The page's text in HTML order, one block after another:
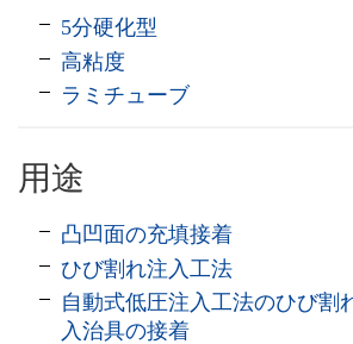
5分硬化型
高粘度
ラミチューブ
用途
凸凹面の充填接着
ひび割れ注入工法
自動式低圧注入工法のひび割
入治具の接着